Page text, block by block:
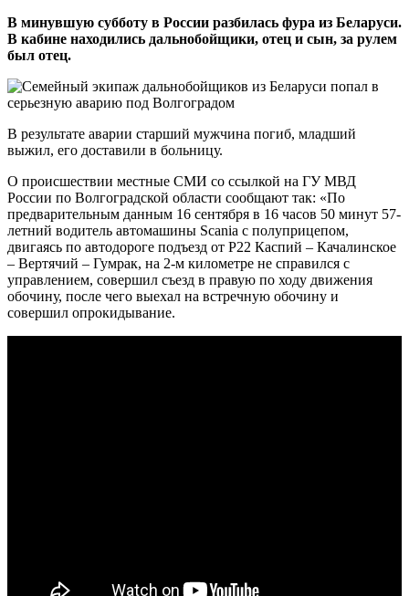
В минувшую субботу в России разбилась фура из Беларуси.
В кабине находились дальнобойщики, отец и сын, за рулем
был отец.
В результате аварии старший мужчина погиб, младший
выжил, его доставили в больницу.
О проиcшествии местные СМИ со ссылкой на ГУ МВД
России по Волгоградской области сообщают так: «По
предварительным данным 16 сентября в 16 часов 50 минут 57-
летний водитель автомашины Scania с полуприцепом,
двигаясь по автодороге подъезд от Р22 Каспий – Качалинское
– Вертячий – Гумрак, на 2-м километре не справился с
управлением, совершил съезд в правую по ходу движения
обочину, после чего выехал на встречную обочину и
совершил опрокидывание.